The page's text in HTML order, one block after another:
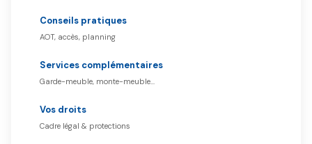
Conseils pratiques
AOT, accès, planning
Services complémentaires
Garde-meuble, monte-meuble…
Vos droits
Cadre légal & protections